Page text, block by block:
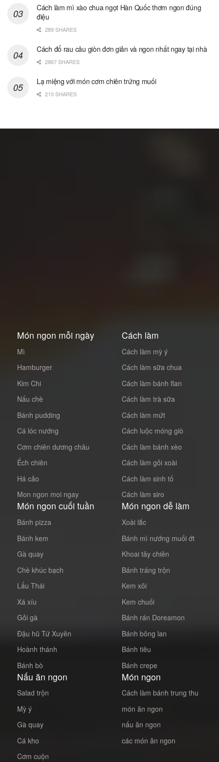
Cách làm mì xào chua ngọt Hàn Quốc thơm ngon đúng
điệu
289 SHARES
Cách đổ rau câu giòn đơn giản và ngon nhất ngay tại nhà
2867 SHARES
Lạ miệng với món cơm chiên trứng muối
210 SHARES
Món ngon mỗi ngày
Mì
Hamburger
Kim Chi
Nấu chè
Bánh pudding
Cá lóc nướng
Cơm chiên dương châu
Ếch chiên
Há cảo
Mon ngon moi ngay
Cách làm
Cách làm mỳ ý
Cách làm sữa chua
Cách làm bánh flan
Cách làm trà sữa
Cách làm mứt
Cách luộc móng giò
Cách làm bánh xèo
Cách làm gỏi xoài
Cách làm sinh tố
Cách làm siro
Món ngon cuối tuần
Bánh pizza
Bánh kem
Gà quay
Chè khúc bạch
Lẩu Thái
Xá xíu
Gỏi gà
Đậu hũ Tứ Xuyên
Hoành thánh
Bánh bò
Món ngon dễ làm
Xoài lắc
Bánh mì nướng muối ớt
Khoai tây chiên
Bánh tráng trộn
Kem xôi
Kem chuối
Bánh rán Doreamon
Bánh bông lan
Bánh tiêu
Bánh crepe
Nấu ăn ngon
Salad trộn
Mỳ ý
Gà quay
Cá kho
Cơm cuộn
Món ngon
Cách làm bánh trung thu
món ăn ngon
nấu ăn ngon
các món ăn ngon